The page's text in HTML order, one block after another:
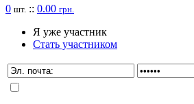
0 шт. :: 0.00 грн.
Я уже участник
Стать участником